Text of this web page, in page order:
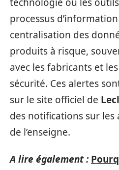
processus
centralisation des
produits à risque,
avec les fabricants et
sécurité. Ces alertes
sur le site officiel de
des notifications sur
de l’enseigne.
A lire également :